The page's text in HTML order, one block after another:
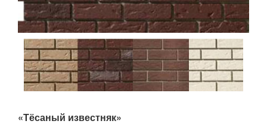
«Тёсаный известняк»